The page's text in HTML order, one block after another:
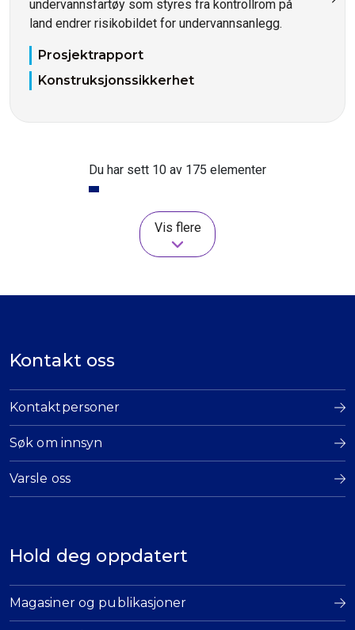
undervannsfartøy som styres fra kontrollrom på
land endrer risikobildet for undervannsanlegg.
Prosjektrapport
Konstruksjonssikkerhet
Du har sett 10 av 175 elementer
Vis flere
Kontakt oss
Kontaktpersoner
Søk om innsyn
Varsle oss
Hold deg oppdatert
Magasiner og publikasjoner